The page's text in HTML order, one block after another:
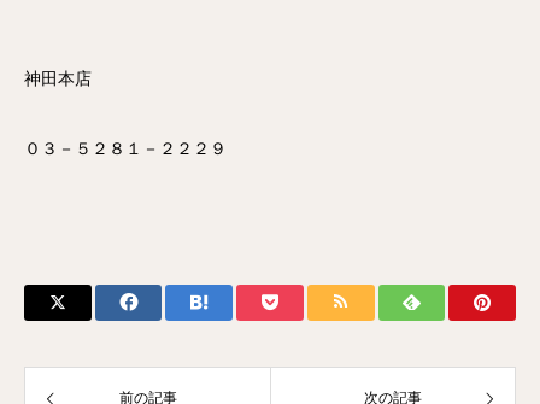
神田本店
０３－５２８１－２２２９
前の記事 次の記事